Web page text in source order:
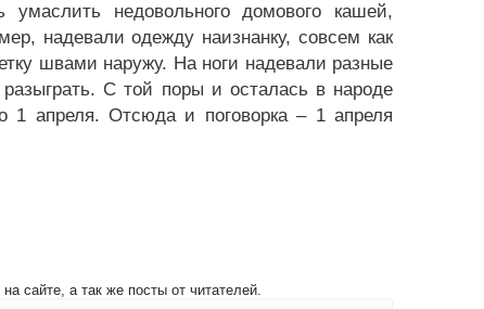
недовольного домового кашей,
надевали одежду наизнанку, совсем как
швами наружу. На ноги надевали разные
С той поры и осталась в народе
1 апреля. Отсюда и поговорка – 1 апреля
сайте, а так же посты от читателей.